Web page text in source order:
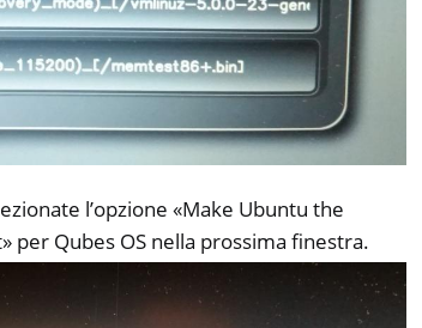
l’opzione «Make Ubuntu the
per Qubes OS nella prossima finestra.